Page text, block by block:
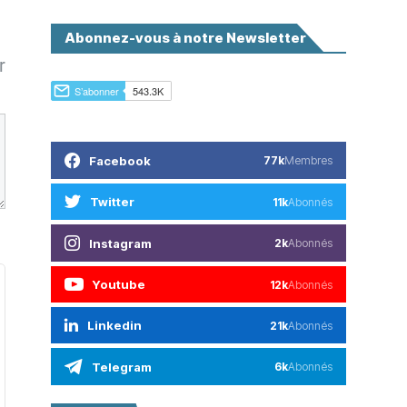
Abonnez-vous à notre Newsletter
Facebook 77kMembres
Twitter 11kAbonnés
Instagram 2kAbonnés
Youtube 12kAbonnés
Linkedin 21kAbonnés
Telegram 6kAbonnés